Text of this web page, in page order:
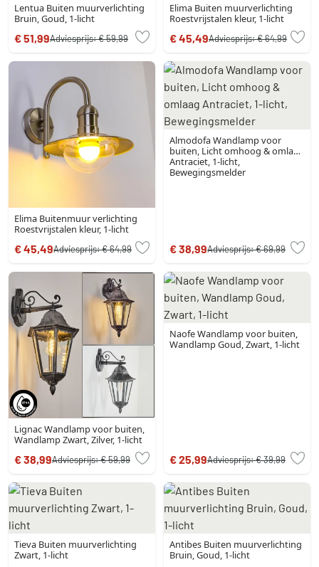
Lentua Buiten muurverlichting
Bruin, Goud, 1-licht
€ 51,99Adviesprijs:€ 59,99
Elima Buiten muurverlichting
Roestvrijstalen kleur, 1-licht
€ 45,49Adviesprijs:€ 64,99
Elima Buitenmuur verlichting
Roestvrijstalen kleur, 1-licht
€ 45,49Adviesprijs:€ 64,99
Almodofa Wandlamp voor
buiten, Licht omhoog & omlaag
Antraciet, 1-licht,
Bewegingsmelder
€ 38,99Adviesprijs:€ 69,99
Lignac Wandlamp voor buiten,
Wandlamp Zwart, Zilver, 1-licht
€ 38,99Adviesprijs:€ 59,99
Naofe Wandlamp voor buiten,
Wandlamp Goud, Zwart, 1-licht
€ 25,99Adviesprijs:€ 39,99
Tieva Buiten muurverlichting
Zwart, 1-licht
Antibes Buiten muurverlichting
Bruin, Goud, 1-licht